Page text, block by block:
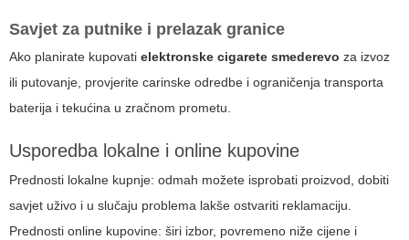
Savjet za putnike i prelazak granice
Ako planirate kupovati elektronske cigarete smederevo za izvoz
ili putovanje, provjerite carinske odredbe i ograničenja transporta
baterija i tekućina u zračnom prometu.
Usporedba lokalne i online kupovine
Prednosti lokalne kupnje: odmah možete isprobati proizvod, dobiti
savjet uživo i u slučaju problema lakše ostvariti reklamaciju.
Prednosti online kupovine: širi izbor, povremeno niže cijene i